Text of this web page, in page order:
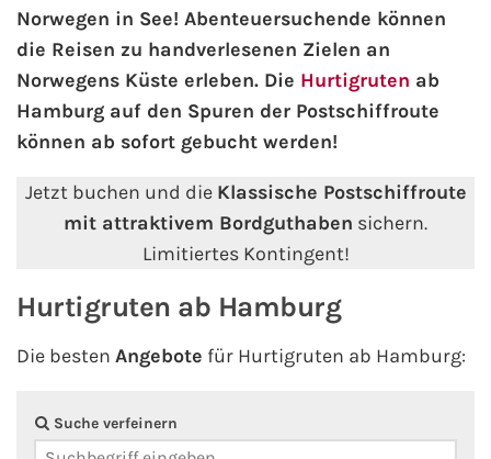
AIDA Kanaren & Madeira
AIDA Nordeuropa
AIDA Westeuropa
AIDA Nordamerika
Norwegen in See! Abenteuersuchende können
die Reisen zu handverlesenen Zielen an
Norwegens Küste erleben. Die Hurtigruten ab
Hamburg auf den Spuren der Postschiffroute
können ab sofort gebucht werden!
Jetzt buchen und die Klassische Postschiffroute
mit attraktivem Bordguthaben sichern.
Limitiertes Kontingent!
Hurtigruten ab Hamburg
Die besten Angebote für Hurtigruten ab Hamburg:
Suche verfeinern